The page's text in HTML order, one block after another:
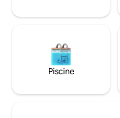
autorisée.
Piscine